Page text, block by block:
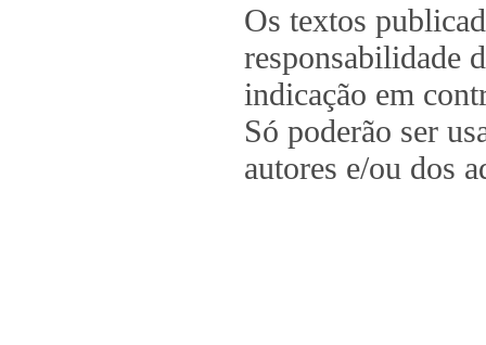
Os textos
responsabilidade
indicação em
Só poderão ser
autores e/ou dos